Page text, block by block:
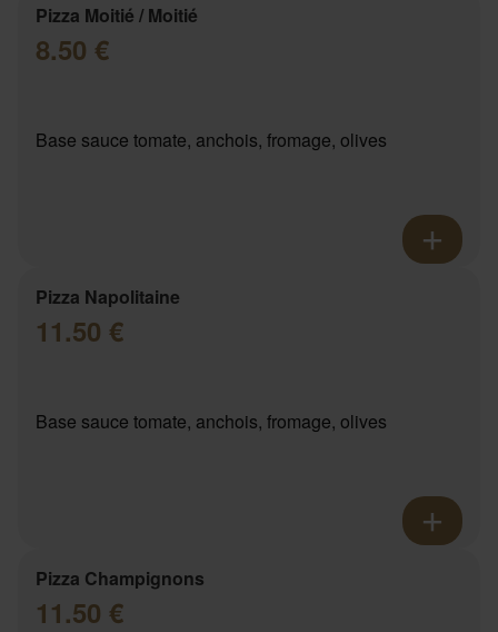
Pizza Moitié / Moitié
8.50 €
Base sauce tomate, anchois, fromage, olives
Pizza Napolitaine
11.50 €
Base sauce tomate, anchois, fromage, olives
Pizza Champignons
11.50 €